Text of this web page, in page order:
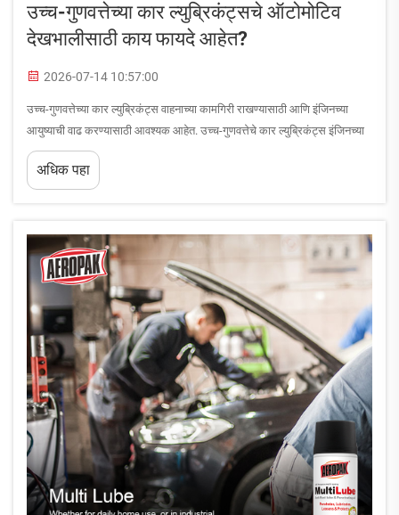
उच्च-गुणवत्तेच्या कार ल्युब्रिकंट्सचे ऑटोमोटिव
देखभालीसाठी काय फायदे आहेत?
2026-07-14 10:57:00
उच्च-गुणवत्तेच्या कार ल्युब्रिकंट्स वाहनाच्या कामगिरी राखण्यासाठी आणि इंजिनच्या
आयुष्याची वाढ करण्यासाठी आवश्यक आहेत. उच्च-गुणवत्तेचे कार ल्युब्रिकंट्स इंजिनच्या
महत्त्वाच्या घटकांना घिसरणापासून संरक्षित करतात, घर्षण कमी करतात आणि इंधन
कार्यक्षमता सुधारतात. याचे फायदे समजून घेणे...
अधिक पहा